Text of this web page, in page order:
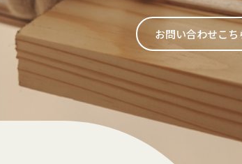
お問い合わせこ